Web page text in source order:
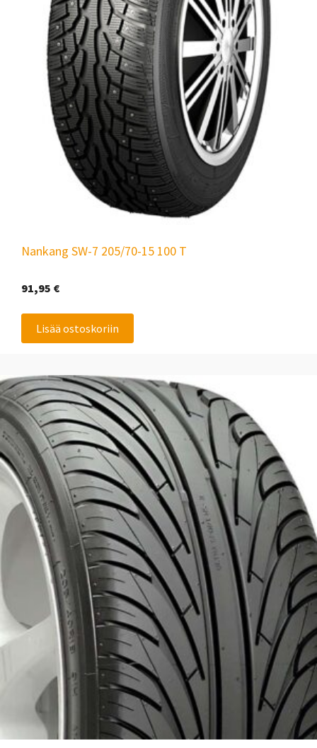
Nankang SW-7 205/70-15 100 T
91,95 €
Lisää ostoskoriin